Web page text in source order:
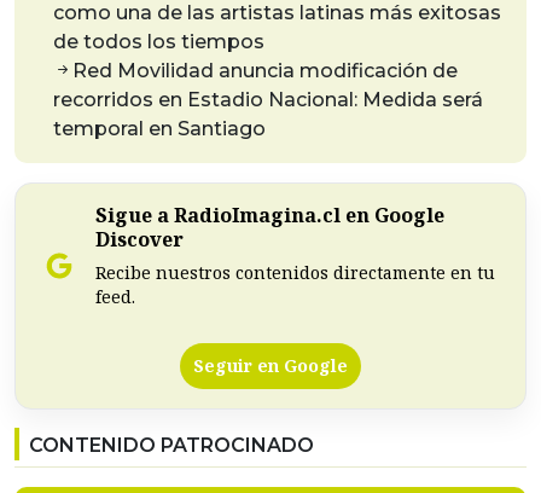
como una de las artistas latinas más exitosas
de todos los tiempos
Red Movilidad anuncia modificación de
recorridos en Estadio Nacional: Medida será
temporal en Santiago
Sigue a RadioImagina.cl en Google
Discover
Recibe nuestros contenidos directamente en tu
feed.
Seguir en Google
CONTENIDO PATROCINADO